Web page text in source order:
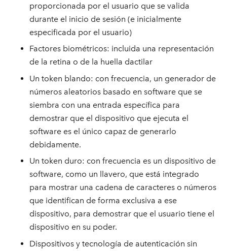
proporcionada por el usuario que se valida
durante el inicio de sesión (e inicialmente
especificada por el usuario)
Factores biométricos: incluida una representación
de la retina o de la huella dactilar
Un token blando: con frecuencia, un generador de
números aleatorios basado en software que se
siembra con una entrada específica para
demostrar que el dispositivo que ejecuta el
software es el único capaz de generarlo
debidamente.
Un token duro: con frecuencia es un dispositivo de
software, como un llavero, que está integrado
para mostrar una cadena de caracteres o números
que identifican de forma exclusiva a ese
dispositivo, para demostrar que el usuario tiene el
dispositivo en su poder.
Dispositivos y tecnología de autenticación sin